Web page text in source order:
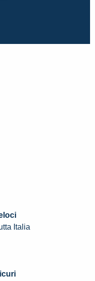
Italia